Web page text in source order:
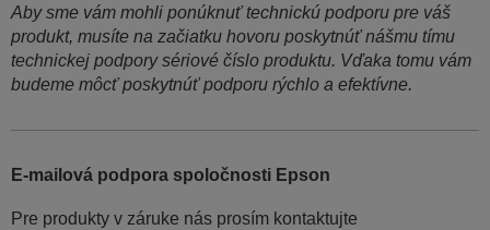
Aby sme vám mohli ponúknuť technickú podporu pre váš
produkt, musíte na začiatku hovoru poskytnúť nášmu tímu
technickej podpory sériové číslo produktu. Vďaka tomu vám
budeme môcť poskytnúť podporu rýchlo a efektívne.
E-mailová podpora spoločnosti Epson
Pre produkty v záruke nás prosím kontaktujte